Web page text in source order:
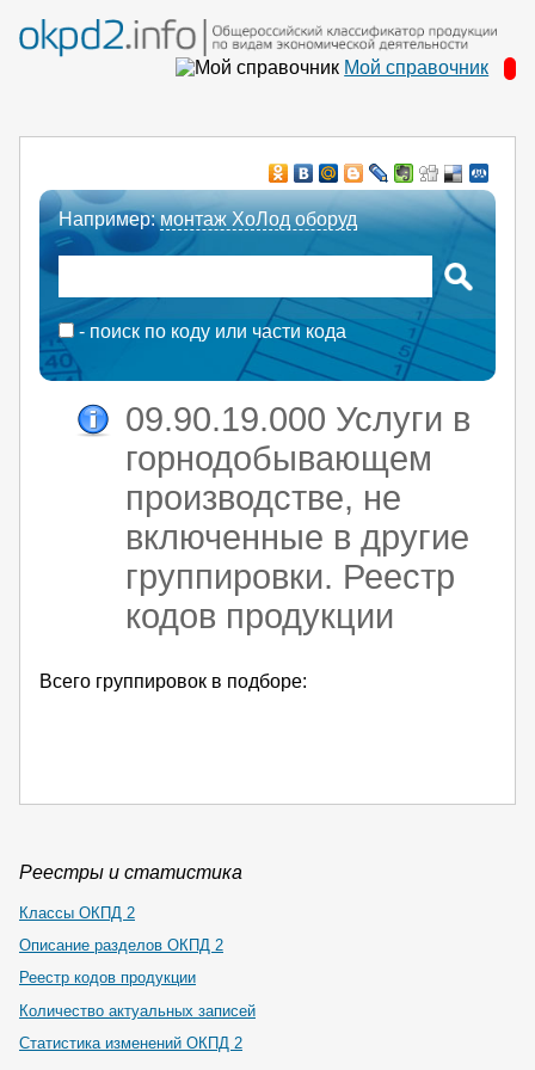
Мой справочник
Например:монтаж ХоЛод оборуд
- поиск по коду или части кода
09.90.19.000 Услуги в
горнодобывающем
производстве, не
включенные в другие
группировки. Реестр
кодов продукции
Всего группировок в подборе:
Реестры и статистика
Классы ОКПД 2
Описание разделов ОКПД 2
Реестр кодов продукции
Количество актуальных записей
Статистика изменений ОКПД 2